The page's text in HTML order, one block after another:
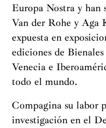
Europa Nostra y han
Van der Rohe y Aga
expuesta en
ediciones de
Venecia e
todo el mundo.
Compagina su labor
investigación en el